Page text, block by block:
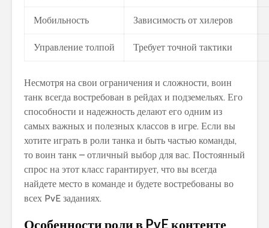
Мобильность Зависимость от хилеров
Управление толпой Требует точной тактики
Несмотря на свои ограничения и сложности, воин
танк всегда востребован в рейдах и подземельях. Его
способности и надежность делают его одним из
самых важных и полезных классов в игре. Если вы
хотите играть в роли танка и быть частью команды,
то воин танк – отличный выбор для вас. Постоянный
спрос на этот класс гарантирует, что вы всегда
найдете место в команде и будете востребованы во
всех PvE заданиях.
Особенности роли в PvE контенте